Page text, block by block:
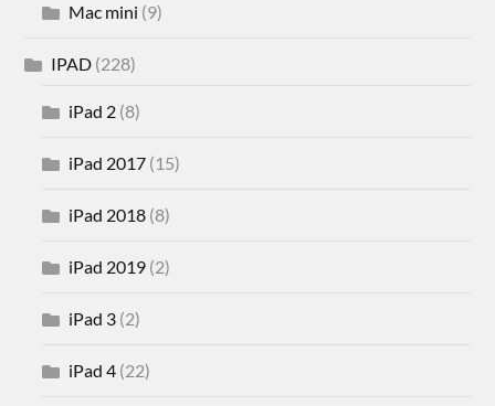
Mac mini (9)
IPAD (228)
iPad 2 (8)
iPad 2017 (15)
iPad 2018 (8)
iPad 2019 (2)
iPad 3 (2)
iPad 4 (22)